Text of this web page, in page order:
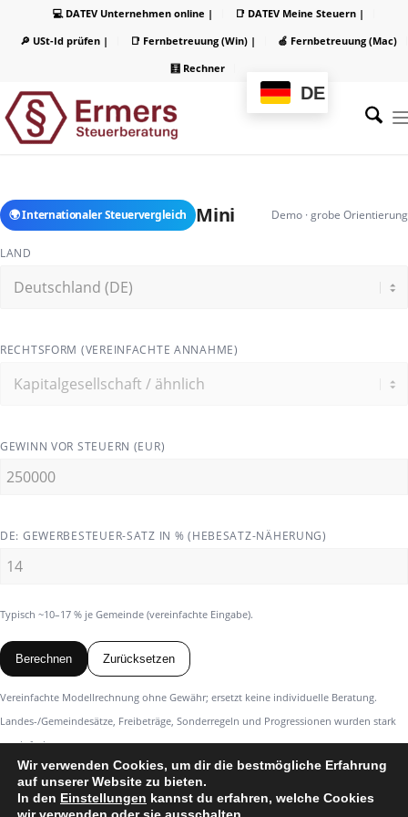
💻 DATEV Unternehmen online |
📑 DATEV Meine Steuern |
🔎 USt-Id prüfen |
📑 Fernbetreuung (Win) |
🍏 Fernbetreuung (Mac)
🧮 Rechner
DE
🌍 Internationaler Steuervergleich Mini Demo · grobe Orientierung
LAND
RECHTSFORM (VEREINFACHTE ANNAHME)
GEWINN VOR STEUERN (EUR)
DE: GEWERBESTEUER-SATZ IN % (HEBESATZ-NÄHERUNG)
Typisch ~10–17 % je Gemeinde (vereinfachte Eingabe).
Berechnen Zurücksetzen
Vereinfachte Modellrechnung ohne Gewähr; ersetzt keine individuelle Beratung.
Landes-/Gemeindesätze, Freibeträge, Sonderregeln und Progressionen wurden stark
vereinfacht.
Wir verwenden Cookies, um dir die bestmögliche Erfahrung
auf unserer Website zu bieten.
In den Einstellungen kannst du erfahren, welche Cookies